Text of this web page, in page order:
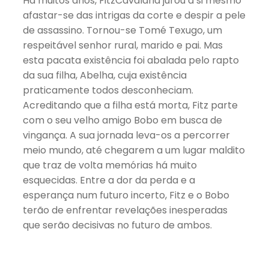
afastar-se das intrigas da corte e despir a pele
de assassino. Tornou-se Tomé Texugo, um
respeitável senhor rural, marido e pai. Mas
esta pacata existência foi abalada pelo rapto
da sua filha, Abelha, cuja existência
praticamente todos desconheciam.
Acreditando que a filha está morta, Fitz parte
com o seu velho amigo Bobo em busca de
vingança. A sua jornada leva-os a percorrer
meio mundo, até chegarem a um lugar maldito
que traz de volta memórias há muito
esquecidas. Entre a dor da perda e a
esperança num futuro incerto, Fitz e o Bobo
terão de enfrentar revelações inesperadas
que serão decisivas no futuro de ambos.